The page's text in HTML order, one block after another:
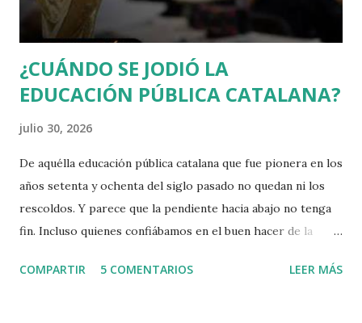
debería releer a Rousseau, sobr...
¿CUÁNDO SE JODIÓ LA
EDUCACIÓN PÚBLICA CATALANA?
julio 30, 2026
De aquélla educación pública catalana que fue pionera en los
años setenta y ochenta del siglo pasado no quedan ni los
rescoldos. Y parece que la pendiente hacia abajo no tenga
fin. Incluso quienes confiábamos en el buen hacer de la
Apesadumbrados y tristes no solo por las escasas mejoras
COMPARTIR 5 COMENTARIOS LEER MÁS